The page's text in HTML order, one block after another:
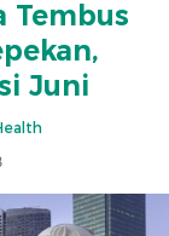
Tembus
Juni